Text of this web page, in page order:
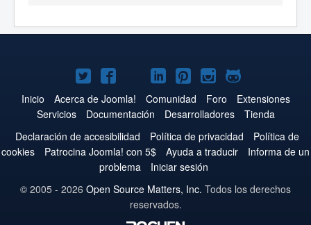
Joomla!
en
Twitter
Joomla!
en
Facebook
Joomla!
en
YouTube
Joomla!
en
LinkedIn
Joomla!
en
Pinterest
Joomla!
en
Instagram
Joomla!
en
GitHub
Inicio Acerca de Joomla! Comunidad Foro
Extensiones
Servicios
Documentación Desarrolladores
Tienda
Declaración de accesibilidad
Política de privacidad
Política de
cookies
Patrocina Joomla! con 5$ Ayuda a traducir
Informa de un
problema
Iniciar sesión
© 2005 - 2026 Open Source Matters, Inc. Todos los derechos
reservados.